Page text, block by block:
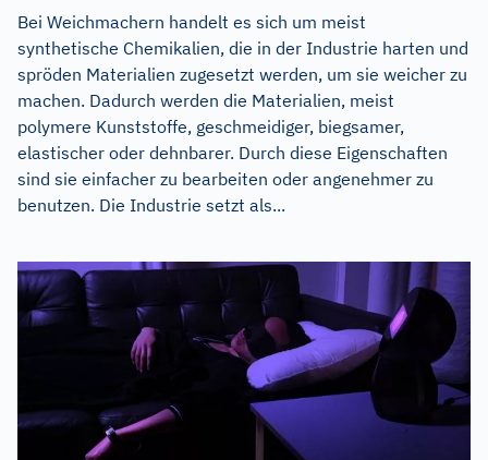
Bei Weichmachern handelt es sich um meist
synthetische Chemikalien, die in der Industrie harten und
spröden Materialien zugesetzt werden, um sie weicher zu
machen. Dadurch werden die Materialien, meist
polymere Kunststoffe, geschmeidiger, biegsamer,
elastischer oder dehnbarer. Durch diese Eigenschaften
sind sie einfacher zu bearbeiten oder angenehmer zu
benutzen. Die Industrie setzt als...